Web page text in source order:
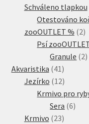
produkty
Schváleno tlapkou
Otestováno
zooOUTLET % 22
Psí
Granule 22
Akvaristika 41 41
produktů
Jezírko 1212
Krmivo pro
Sera 66
Krmivo 2323